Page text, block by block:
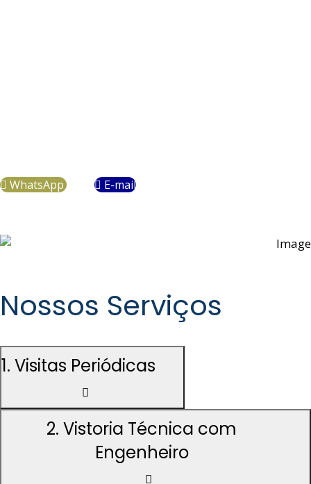
WhatsApp E-mail
Nossos Serviços
1. Visitas Periódicas
2. Vistoria Técnica com
Engenheiro